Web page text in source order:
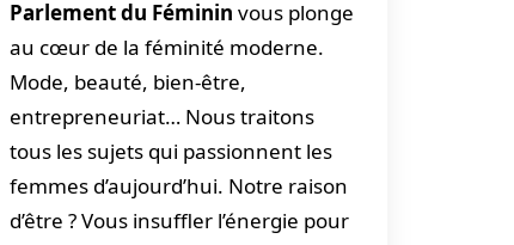
Parlement du Féminin vous plonge
au cœur de la féminité moderne.
Mode, beauté, bien-être,
entrepreneuriat… Nous traitons
tous les sujets qui passionnent les
femmes d’aujourd’hui. Notre raison
d’être ? Vous insuffler l’énergie pour